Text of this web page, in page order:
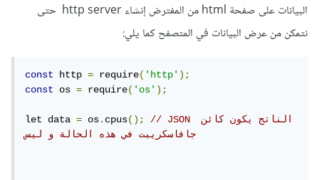
البيانات على صفحة html من المفترض إنشاء http server حتى
نتمكن من عرض البيانات في المتصفح كما يلي:
const http = require('http');
const
os = require('os');
let data = os.cpus();
// JSON الناتج يكون كائن